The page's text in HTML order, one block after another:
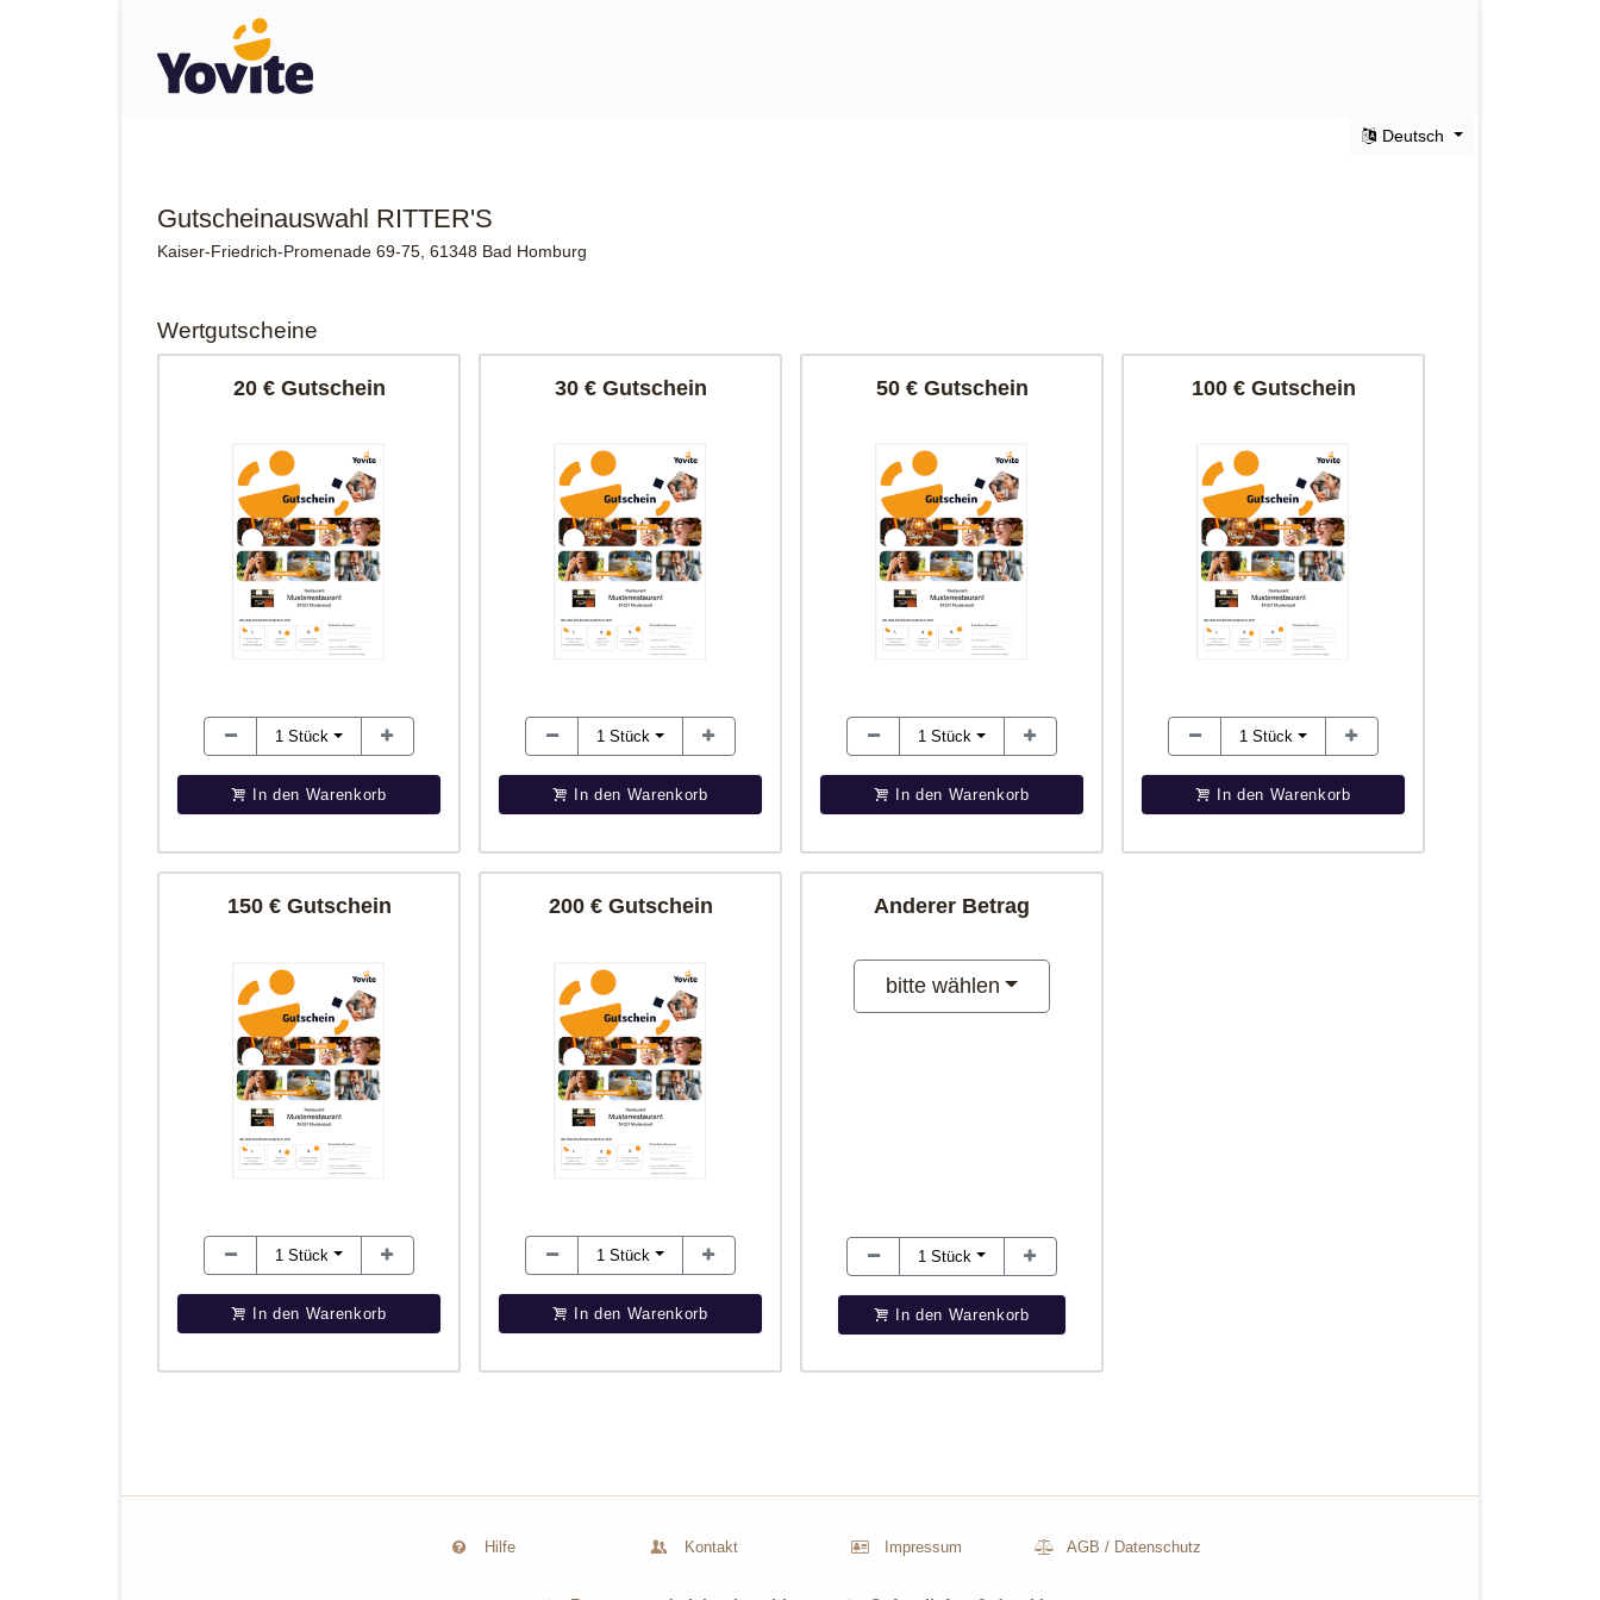
Deutsch
Gutscheinauswahl RITTER'S
Kaiser-Friedrich-Promenade 69-75, 61348 Bad Homburg
Wertgutscheine
20 € Gutschein
1Stück
In den Warenkorb
30 € Gutschein
1Stück
In den Warenkorb
50 € Gutschein
1Stück
In den Warenkorb
100 € Gutschein
1Stück
In den Warenkorb
150 € Gutschein
1Stück
In den Warenkorb
200 € Gutschein
1Stück
In den Warenkorb
Anderer Betrag
bitte wählen
1Stück
In den Warenkorb
Hilfe Kontakt Impressum AGB / Datenschutz